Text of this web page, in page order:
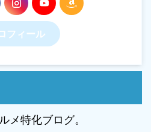
フィール
メ特化ブログ。